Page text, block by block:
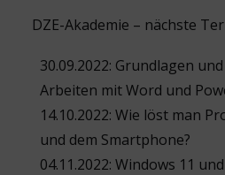
DZE-Akademie – nächste
30.09.2022: Grundlagen
Arbeiten mit Word und
14.10.2022: Wie löst man
und dem Smartphone?
04.11.2022: Windows 11